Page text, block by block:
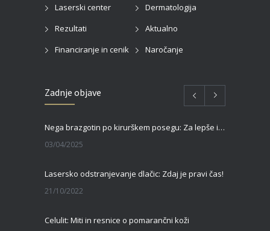
Laserski center
Dermatologija
Rezultati
Aktualno
Financiranje in cenik
Naročanje
Zadnje objave
Nega brazgotin po kirurškem posegu: Za lepše in hitrejše celjenje
03/04/2025
Lasersko odstranjevanje dlačic: Zdaj je pravi čas!
21/10/2022
Celulit: Miti in resnice o pomarančni koži